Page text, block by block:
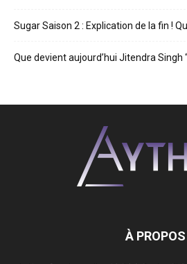
Sugar Saison 2 : Explication de la fin !
Que devient aujourd’hui Jitendra Singh
À PROPOS